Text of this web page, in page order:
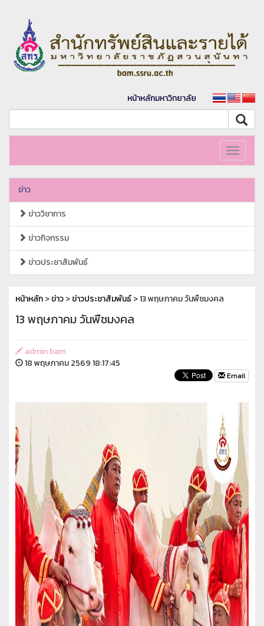
หน้าหลักมหาวิทยาลัย
Toggle
ข่าว
ข่าววิชาการ
ข่าวกิจกรรม
ข่าวประชาสัมพันธ์
หน้าหลัก>ข่าว>ข่าวประชาสัมพันธ์> 13 พฤษภาคม วันพืชมงคล
13 พฤษภาคม วันพืชมงคล
admin bam
18 พฤษภาคม 2569 18:17:45
Email